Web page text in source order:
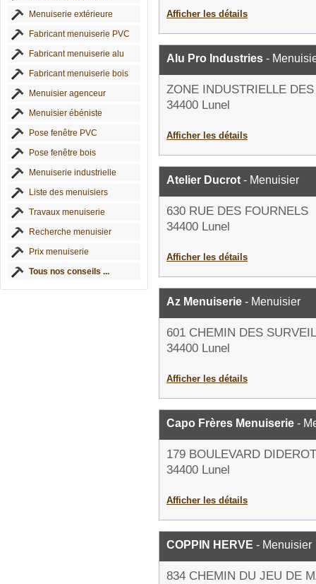
Menuiserie extérieure
Fabricant menuiserie PVC
Fabricant menuiserie alu
Fabricant menuiserie bois
Menuisier agenceur
Menuisier ébéniste
Pose fenêtre PVC
Pose fenêtre bois
Menuiserie industrielle
Liste des menuisiers
Travaux menuiserie
Recherche menuisier
Prix menuiserie
Tous nos conseils ...
Afficher les détails
Alu Pro Industries -
ZONE INDUSTRIELLE
34400 Lunel
Afficher les détails
Atelier Ducrot - Menuisier
630 RUE DES FOURNELS
34400 Lunel
Afficher les détails
Az Menuiserie - Menuisier
601 CHEMIN DES
34400 Lunel
Afficher les détails
Capo Frères Menuiserie -
179 BOULEVARD DIDEROT
34400 Lunel
Afficher les détails
COPPIN HERVE - Menuisier
834 CHEMIN DU JEU DE